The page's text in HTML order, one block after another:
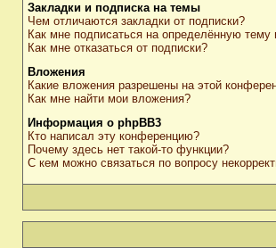
Закладки и подписка на темы
Чем отличаются закладки от подписки?
Как мне подписаться на определённую
Как мне отказаться от подписки?
Вложения
Какие вложения разрешены на этой
Как мне найти мои вложения?
Информация о phpBB3
Кто написал эту конференцию?
Почему здесь нет такой-то функции?
С кем можно связаться по вопросу